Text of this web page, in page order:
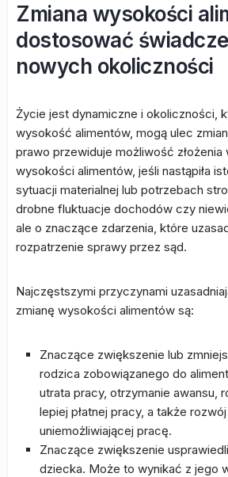
Zmiana wysokości
dostosować
nowych okoliczności
Życie jest dynamiczne i okoliczności,
wysokość alimentów, mogą ulec
prawo przewiduje możliwość złożenia
wysokości alimentów, jeśli nastąpiła
sytuacji materialnej lub potrzebach
drobne fluktuacje dochodów czy
ale o znaczące zdarzenia, które
rozpatrzenie sprawy przez sąd.
Najczęstszymi przyczynami
zmianę wysokości alimentów są:
Znaczące zwiększenie lub
rodzica zobowiązanego do
utrata pracy, otrzymanie awansu,
lepiej płatnej pracy, a także
uniemożliwiającej pracę.
Znaczące zwiększenie
dziecka. Może to wynikać z jego